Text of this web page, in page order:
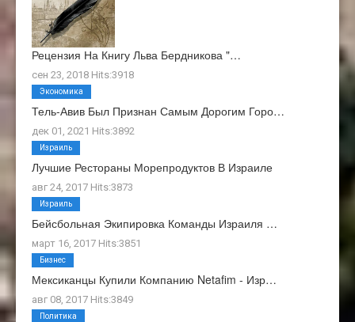
Рецензия На Книгу Льва Бердникова "…
сен 23, 2018 Hits:3918
Тель-Авив Был Признан Самым Дорогим Горо…
дек 01, 2021 Hits:3892
Экономика
Лучшие Рестораны Морепродуктов В Израиле
авг 24, 2017 Hits:3873
Израиль
Бейсбольная Экипировка Команды Израиля …
март 16, 2017 Hits:3851
Израиль
Мексиканцы Купили Компанию Netafim - Изр…
авг 08, 2017 Hits:3849
Бизнес
Политика